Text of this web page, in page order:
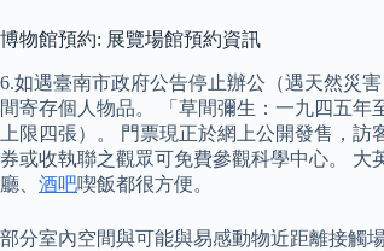
博物館預約: 展覽場館預約資訊
6.如遇臺南市政府公告停止辦公（遇天然災
間寄存個人物品。 「草間彌生：一九四五年
上限四張）。 門票現正於網上公開發售，
券或收執聯之觀眾可免費參觀科學中心。 大
廳、 酒吧喫飯都很方便。
部分室內空間與可能與易感動物近距離接觸